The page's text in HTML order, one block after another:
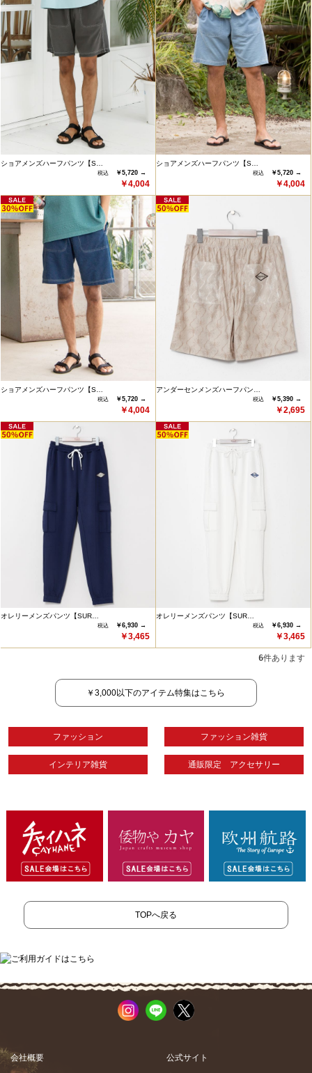
ショアメンズハーフパンツ【S…
￥5,720 →
￥4,004
ショアメンズハーフパンツ【S…
￥5,720 →
￥4,004
ショアメンズハーフパンツ【S…
￥5,720 →
￥4,004
アンダーセンメンズハーフパン…
￥5,390 →
￥2,695
オレリーメンズパンツ【SUR…
￥6,930 →
￥3,465
オレリーメンズパンツ【SUR…
￥6,930 →
￥3,465
6件あります
￥3,000以下のアイテム特集はこちら
ファッション ファッション雑貨
インテリア雑貨 通販限定 アクセサリー
TOPへ戻る
会社概要
公式サイト